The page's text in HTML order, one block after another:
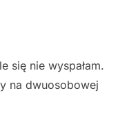
się nie wyspałam.
na dwuosobowej